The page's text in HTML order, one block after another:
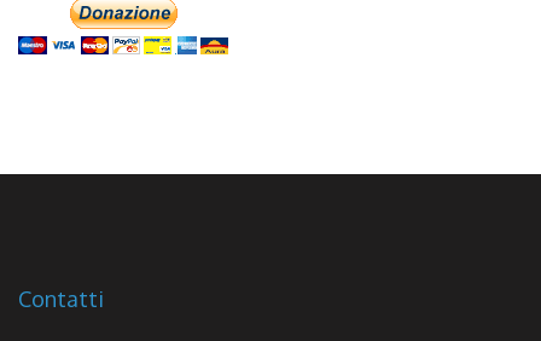
Contatti